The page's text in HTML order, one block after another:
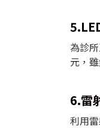
為診
元，
6.雷
利用